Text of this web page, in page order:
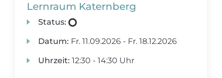
Lernraum Katernberg
Status:
Datum: Fr. 11.09.2026 - Fr. 18.12.2026
Uhrzeit: 12:30 - 14:30 Uhr